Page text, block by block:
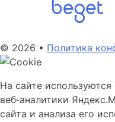
© 2026 • Политика
На сайте
веб‑аналитики
сайта и анализа его